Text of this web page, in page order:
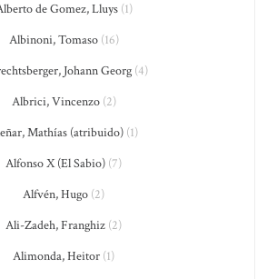
de Gomez, Lluys(1)
Albinoni, Tomaso(16)
Johann Georg (4)
Albrici, Vincenzo(2)
Mathías (atribuido) (1)
Alfonso X (El Sabio) (7)
Alfvén, Hugo (2)
Ali-Zadeh, Franghiz (2)
Alimonda, Heitor (1)